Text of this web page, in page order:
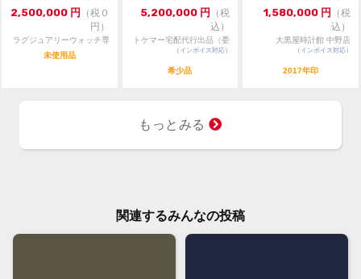
2,500,000 円 （税０
円）
ラグジュアリーウォッチ専
門店：R/M
未使用品
5,200,000 円 （税
込）
トケマー宅配代行出品（委
託販売）
（インボイス対応）
希少品
1,580,000 円 （税
込）
大黒屋時計館 中野店
（インボイス対応）
2017年印
もっとみる
関連するみんなの投稿